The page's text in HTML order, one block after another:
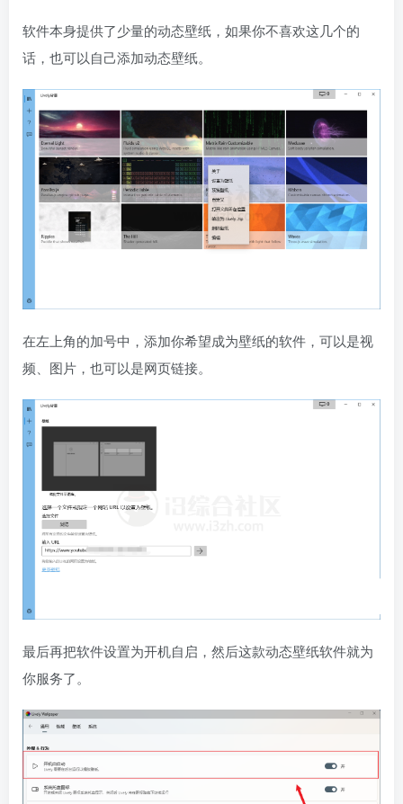
软件本身提供了少量的动态壁纸，如果你不喜欢这几个的
话，也可以自己添加动态壁纸。
在左上角的加号中，添加你希望成为壁纸的软件，可以是视
频、图片，也可以是网页链接。
最后再把软件设置为开机自启，然后这款动态壁纸软件就为
你服务了。